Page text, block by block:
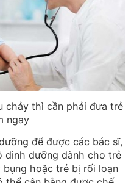
chảy thì cần phải đưa trẻ
ngay
để được các bác sĩ,
dinh dưỡng dành cho trẻ
hoặc trẻ bị rối loạn